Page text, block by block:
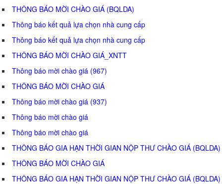
THÔNG BÁO MỜI CHÀO GIÁ (BQLDA)
Thông báo kết quả lựa chọn nhà cung cấp
Thông báo kết quả lựa chọn nhà cung cấp
THÔNG BÁO MỜI CHÀO GIÁ_XNTT
Thông báo mời chào giá (967)
THÔNG BÁO MỜI CHÀO GIÁ
Thông báo mời chào giá (937)
Thông báo mời chào giá
Thông báo mời chào giá
THÔNG BÁO GIA HẠN THỜI GIAN NỘP THƯ CHÀO GIÁ (BQLDA)
THÔNG BÁO MỜI CHÀO GIÁ
THÔNG BÁO GIA HẠN THỜI GIAN NỘP THƯ CHÀO GIÁ (BQLDA)